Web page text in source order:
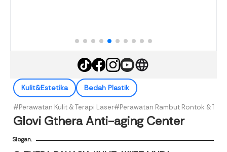
Kulit&Estetika Bedah Plastik
#Perawatan Kulit & Terapi Laser#Perawatan Rambut Rontok &
Glovi Gthera Anti-aging Center
Slogan.